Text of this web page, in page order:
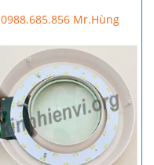
0988.685.856 Mr.Hùng